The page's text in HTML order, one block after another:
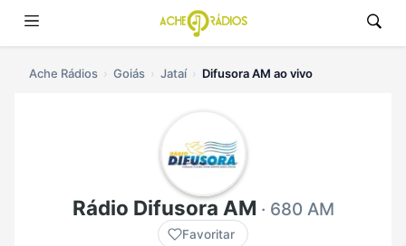
Ache Rádios Goiás Jataí Difusora AM ao vivo
Rádio Difusora AM · 680 AM
Favoritar